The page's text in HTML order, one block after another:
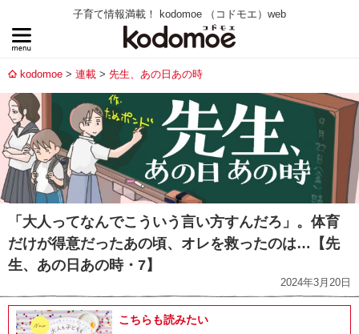
子育て情報満載！ kodomoe （コドモエ）web
kodomoe 連載 先生、あの日あの時
「大人ってなんでこういう言い方すんだろ」。体育
だけが得意だったあの頃、オレを救ったのは…【先
生、あの日あの時・7】
2024年3月20日
こちらも読みたい